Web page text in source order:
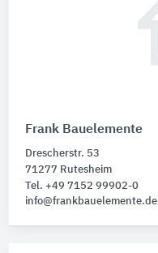
Frank Bauelemente
Drescherstr. 53
71277 Rutesheim
Tel. +49 7152 99902-0
info@frankbauelemente.de